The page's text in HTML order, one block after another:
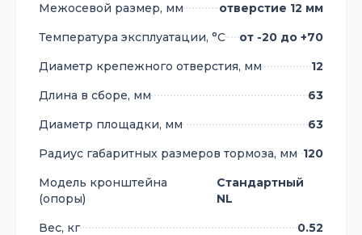
Межосевой размер, мм
отверстие 12 мм
Температура эксплуатации, °С
от -20 до +70
Диаметр крепежного отверстия, мм
12
Длина в сборе, мм
63
Диаметр площадки, мм
63
Радиус габаритных размеров тормоза, мм 120
Модель кронштейна
(опоры)
Стандартный
NL
Вес, кг
0.52